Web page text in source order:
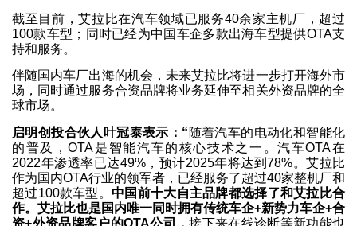
截至目前，艾拉比在汽车领域已服务40余家主机厂，超过
100款车型；同时已经为中国车企多款出海车型提供OTA支
持和服务。
伴随国内车厂出海的机会，未来艾拉比将进一步打开海外市
场，同时通过服务合资品牌将业务延伸至相关外资品牌的全
球市场。
启明创投合伙人叶冠泰表示：“ 随着汽车的电动化和智能化
的普及，OTA是智能汽车的核心技术之一。汽车OTA在
2022年渗透率已达49%，预计2025年将达到78%。艾拉比
作为国内OTA行业的领军者，已经服务了超过40家整机厂和
超过100款车型。中国前十大自主品牌都选择了和艾拉比合
作。艾拉比也是国内唯一同时拥有传统车企+新势力车企+合
资+外资品牌客户的OTA公司，接下来在线诊断等新功能也